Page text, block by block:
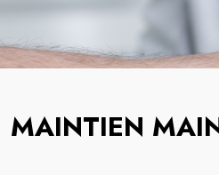
MAINTIEN